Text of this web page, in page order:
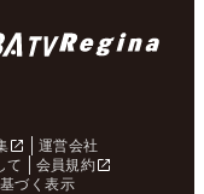
運営会社
て
会員規約
づく表示